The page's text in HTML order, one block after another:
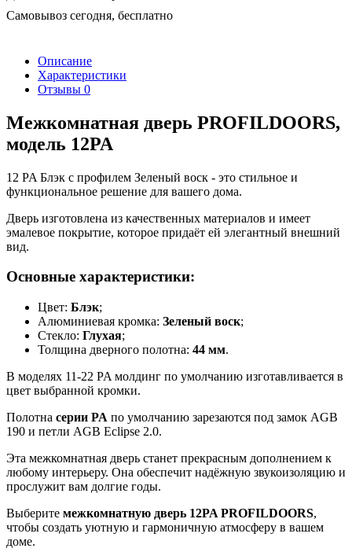
Самовывоз сегодня, бесплатно
Описание
Характеристики
Отзывы 0
Межкомнатная дверь PROFILDOORS,
модель 12PA
12 PA Блэк с профилем Зеленый воск - это стильное и
функциональное решение для вашего дома.
Дверь изготовлена из качественных материалов и имеет
эмалевое покрытие, которое придаёт ей элегантный внешний
вид.
Основные характеристики:
Цвет: Блэк;
Алюминиевая кромка: Зеленый воск;
Стекло: Глухая;
Толщина дверного полотна: 44 мм.
В моделях 11-22 PA молдинг по умолчанию изготавливается в
цвет выбранной кромки.
Полотна серии PA по умолчанию зарезаются под замок AGB
190 и петли AGB Eclipse 2.0.
Эта межкомнатная дверь станет прекрасным дополнением к
любому интерьеру. Она обеспечит надёжную звукоизоляцию и
прослужит вам долгие годы.
Выберите межкомнатную дверь 12PA PROFILDOORS,
чтобы создать уютную и гармоничную атмосферу в вашем
доме.